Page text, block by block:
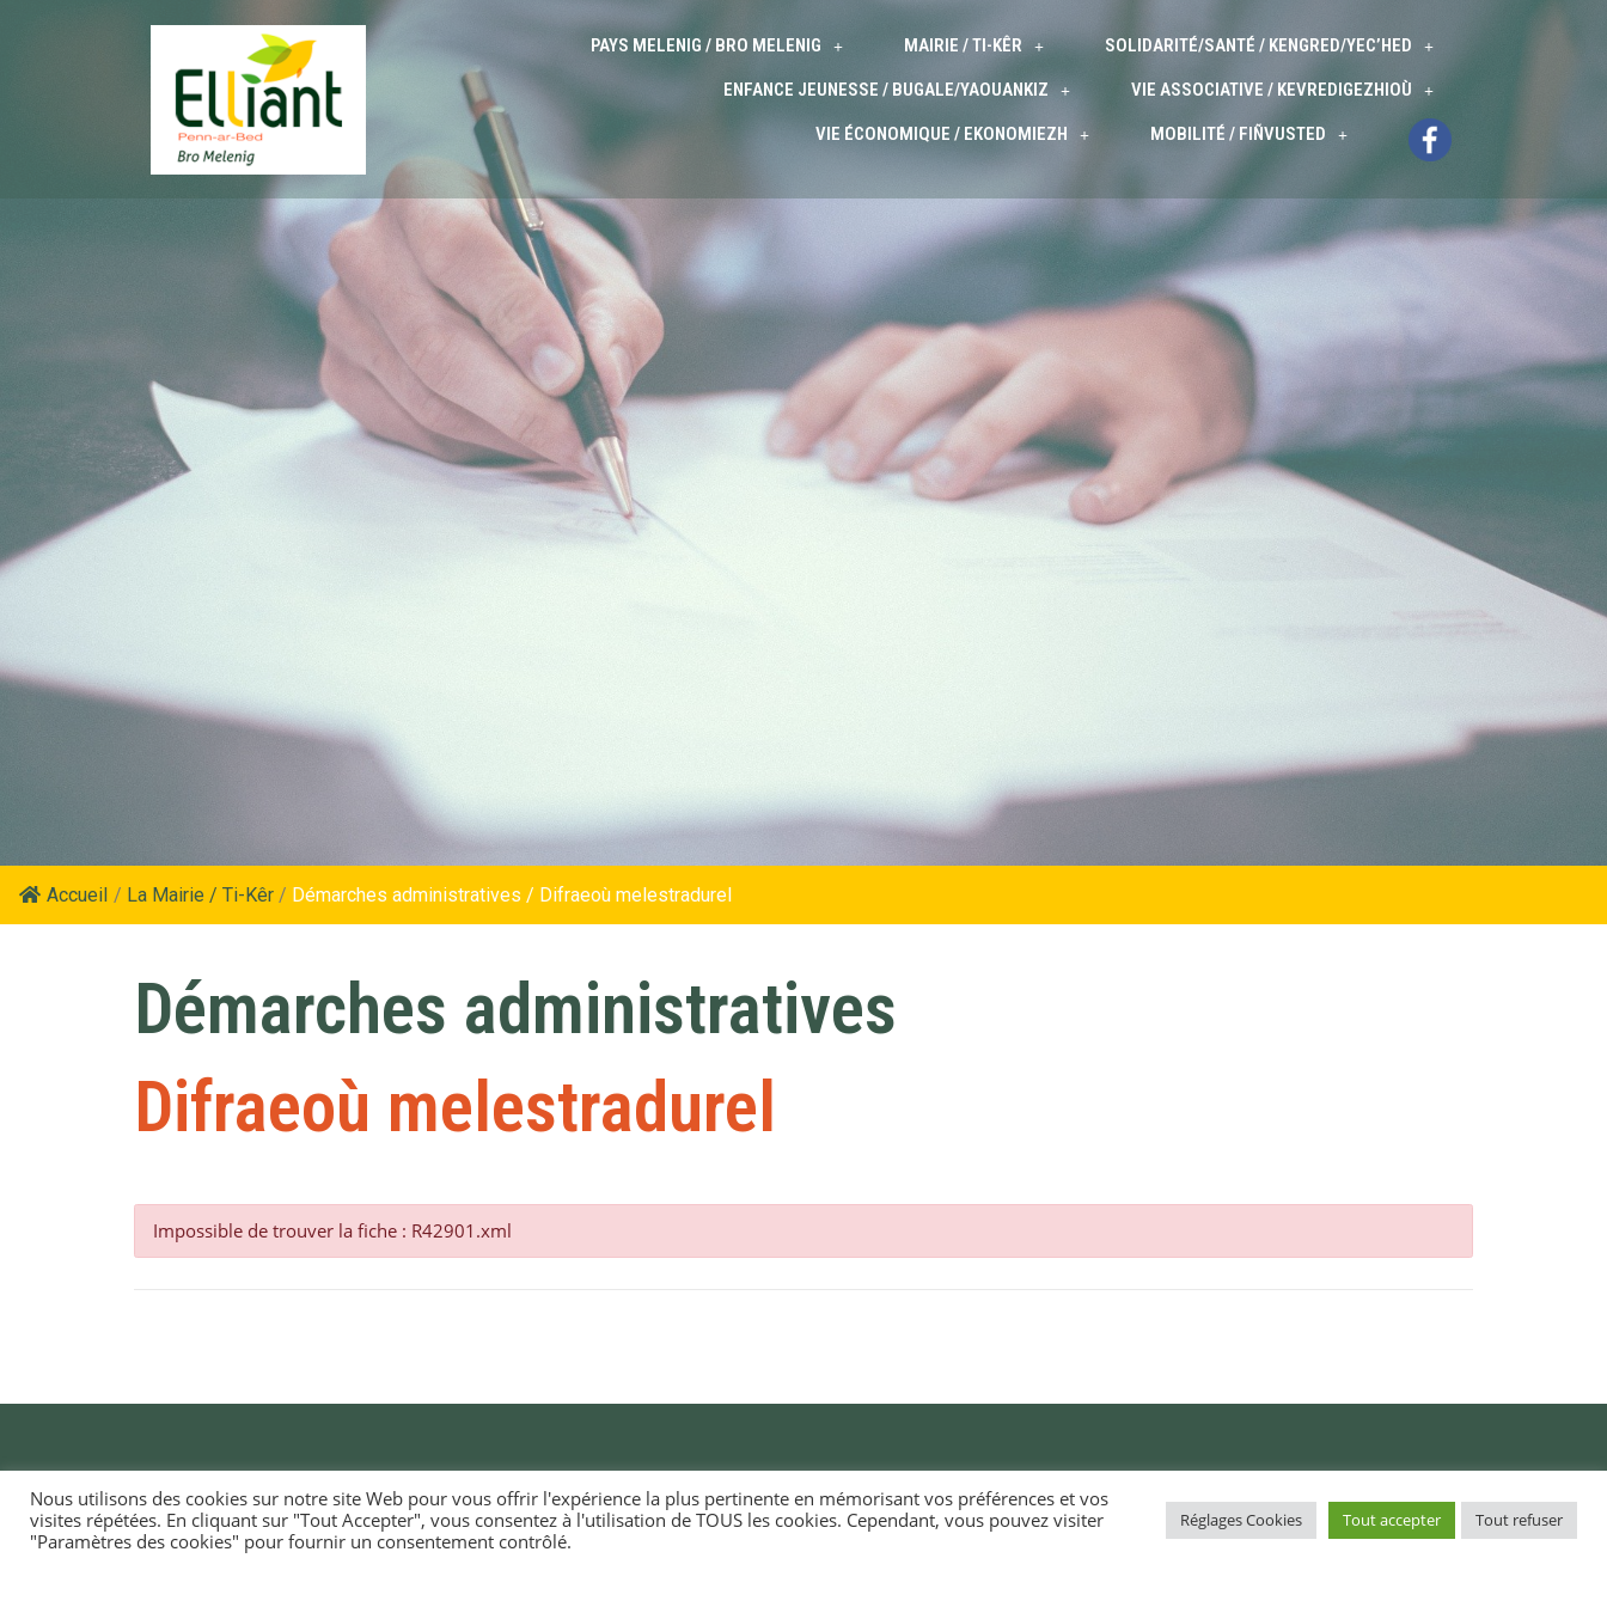
PAYS MELENIG / BRO MELENIG MAIRIE / TI-KÊR SOLIDARITÉ/SANTÉ / KENGRED/YEC’HED
ENFANCE JEUNESSE / BUGALE/YAOUANKIZ VIE ASSOCIATIVE / KEVREDIGEZHIOÙ
VIE ÉCONOMIQUE / EKONOMIEZH MOBILITÉ / FIÑVUSTED
Accueil / La Mairie / Ti-Kêr / Démarches administratives / Difraeoù melestradurel
Démarches administratives
Difraeoù melestradurel
Impossible de trouver la fiche : R42901.xml
MAIRIE D'ELLIANT
TI-KÊR ELIANT
HORAIRES D'OUVERTURE
Action sociale (CCAS) /
Nous utilisons des cookies sur notre site Web pour vous offrir l'expérience la plus pertinente en mémorisant vos préférences et vos
visites répétées. En cliquant sur "Tout Accepter", vous consentez à l'utilisation de TOUS les cookies. Cependant, vous pouvez visiter
"Paramètres des cookies" pour fournir un consentement contrôlé.
Réglages Cookies Tout accepter Tout refuser